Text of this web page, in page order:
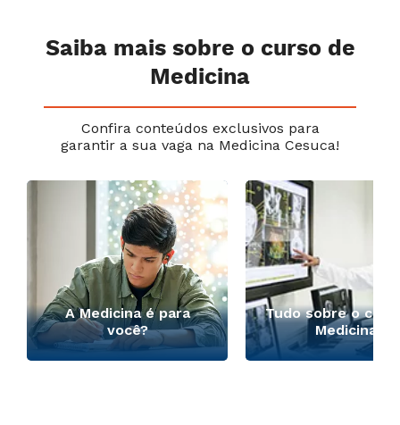
Saiba mais sobre o curso de
Medicina
Confira conteúdos exclusivos para
garantir a sua vaga na Medicina Cesuca!
A Medicina é para
você?
Tudo sobre o
Medicina